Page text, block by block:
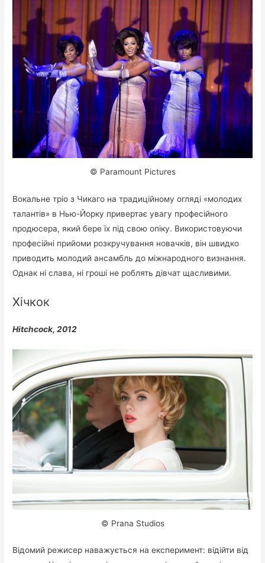
© Paramount Pictures
Вокальне тріо з Чикаго на традиційному огляді «молодих
талантів» в Нью-Йорку привертає увагу професійного
продюсера, який бере їх під свою опіку. Використовуючи
професійні прийоми розкручування новачків, він швидко
приводить молодий ансамбль до міжнародного визнання.
Однак ні слава, ні гроші не роблять дівчат щасливими.
Хічкок
Hitchcock, 2012
© Prana Studios
Відомий режисер наважується на експеримент: відійти від